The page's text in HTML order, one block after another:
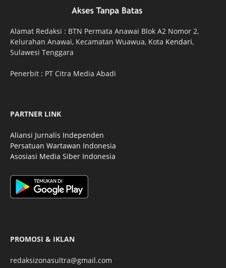
Alamat Redaksi : BTN Permata Anawai Blok A2 Nomor 2,
Kelurahan Anawai, Kecamatan Wuawua, Kota Kendari,
Sulawesi Tenggara
Penerbit : PT Citra Media Abadi
PARTNER LINK
Aliansi Jurnalis Independen
Persatuan Wartawan Indonesia
Asosiasi Media Siber Indonesia
PROMOSI & IKLAN
redaksizonasultra@gmail.com